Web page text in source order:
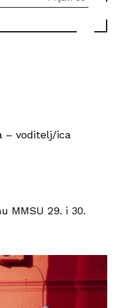
– voditelj/ica
MMSU 29. i 30.